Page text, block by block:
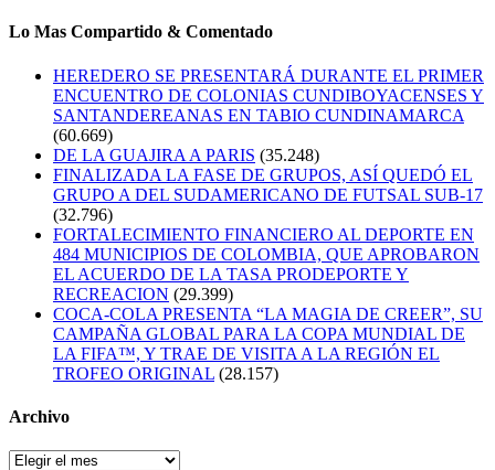
Lo Mas Compartido & Comentado
HEREDERO SE PRESENTARÁ DURANTE EL PRIMER
ENCUENTRO DE COLONIAS CUNDIBOYACENSES Y
SANTANDEREANAS EN TABIO CUNDINAMARCA
(60.669)
DE LA GUAJIRA A PARIS (35.248)
FINALIZADA LA FASE DE GRUPOS, ASÍ QUEDÓ EL
GRUPO A DEL SUDAMERICANO DE FUTSAL SUB-17
(32.796)
FORTALECIMIENTO FINANCIERO AL DEPORTE EN
484 MUNICIPIOS DE COLOMBIA, QUE APROBARON
EL ACUERDO DE LA TASA PRODEPORTE Y
RECREACION (29.399)
COCA-COLA PRESENTA “LA MAGIA DE CREER”, SU
CAMPAÑA GLOBAL PARA LA COPA MUNDIAL DE
LA FIFA™, Y TRAE DE VISITA A LA REGIÓN EL
TROFEO ORIGINAL (28.157)
Archivo
Archivo